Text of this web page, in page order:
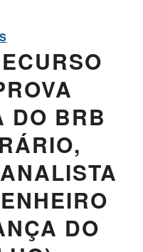
DO BRB
DO